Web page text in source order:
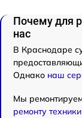
Почему для
нас
В Краснодаре
Однако наш
Мы
ремонту